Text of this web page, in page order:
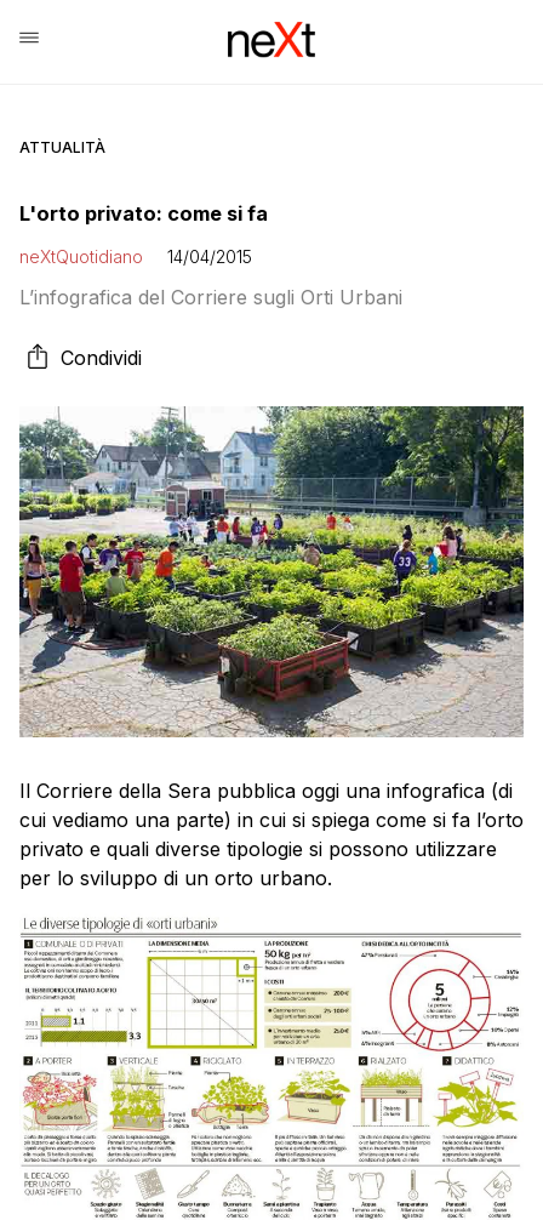
ATTUALITÀ
L'orto privato: come si fa
neXtQuotidiano 14/04/2015
L’infografica del Corriere sugli Orti Urbani
Condividi
Il Corriere della Sera pubblica oggi una infografica (di
cui vediamo una parte) in cui si spiega come si fa l’orto
privato e quali diverse tipologie si possono utilizzare
per lo sviluppo di un orto urbano.